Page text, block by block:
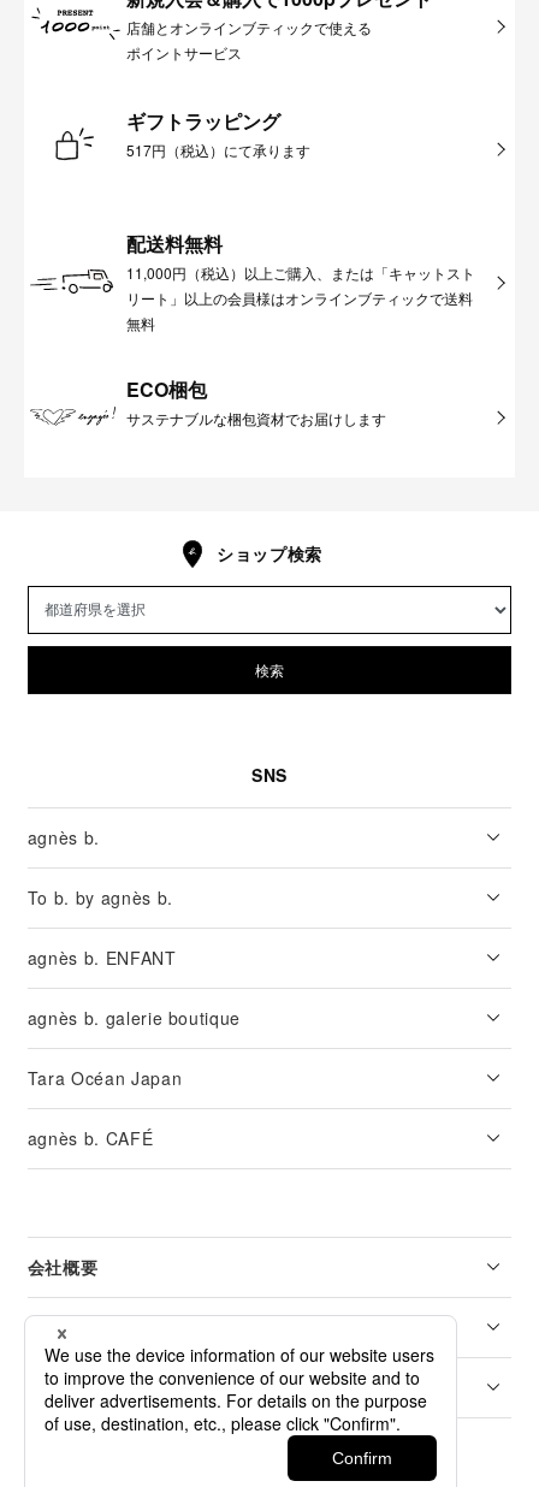
店舗とオンラインブティックで使える
ポイントサービス
ギフトラッピング
517円（税込）にて承ります
配送料無料
11,000円（税込）以上ご購入、または「キャットスト
リート」以上の会員様はオンラインブティックで送料
無料
ECO梱包
サステナブルな梱包資材でお届けします
ショップ検索
検索
SNS
agnès b.
To b. by agnès b.
agnès b. ENFANT
agnès b. galerie boutique
Tara Océan Japan
agnès b. CAFÉ
会社概要
リーガル
カスタマーサービス